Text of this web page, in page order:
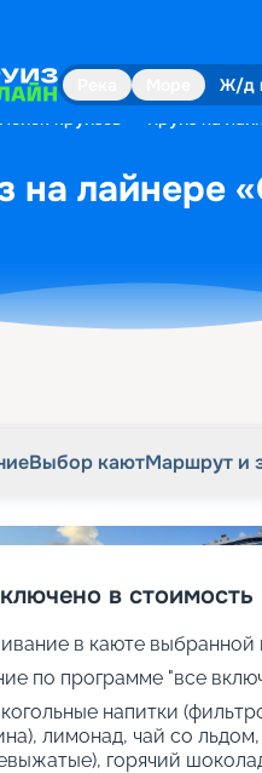
Ж/д
Поиск круизов Круиз на
на лайнере
Выбор каютМаршрут и
в стоимость
в каюте выбранной
по программе "все
напитки
лимонад, чай со
горячий